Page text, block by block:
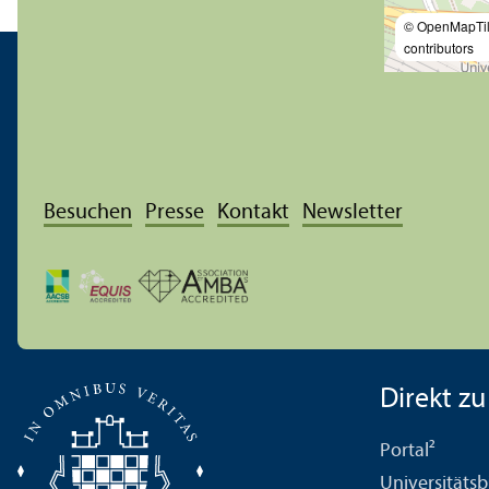
©
contributors
Besuchen Presse Kontakt Newsletter
Direkt zu
Portal²